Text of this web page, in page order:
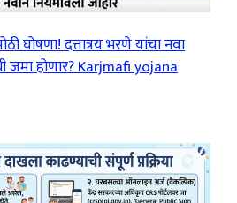
घोषणा! दत्तात्रय भरणे यांचा नवा
जमा होणार? Karjmafi yojana